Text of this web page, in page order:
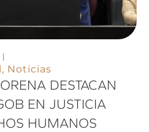
, Noticias
DESTACAN
EN JUSTICIA
HUMANOS